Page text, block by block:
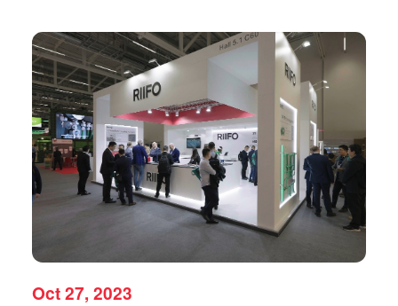
Oct 27, 2023